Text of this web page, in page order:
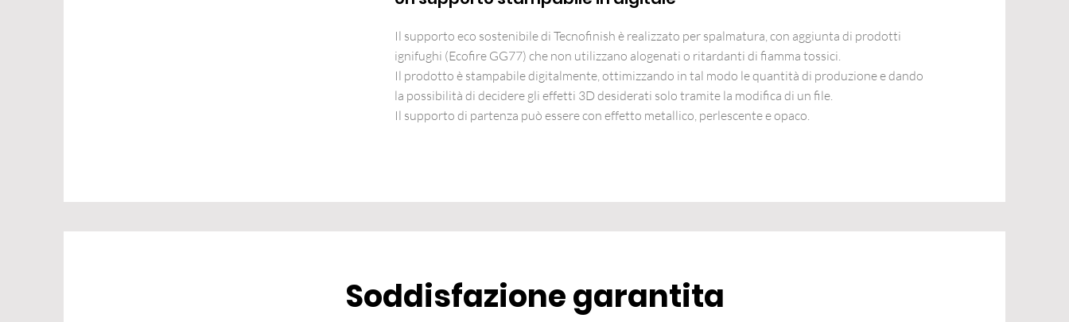
Il supporto eco sostenibile di Tecnofinish è realizzato per spalmatura, con aggiunta di prodotti
ignifughi (Ecofire GG77) che non utilizzano alogenati o ritardanti di fiamma tossici.
Il prodotto è stampabile digitalmente, ottimizzando in tal modo le quantità di produzione e dando
la possibilità di decidere gli effetti 3D desiderati solo tramite la modifica di un file.
Il supporto di partenza può essere con effetto metallico, perlescente e opaco.
Soddisfazione garantita